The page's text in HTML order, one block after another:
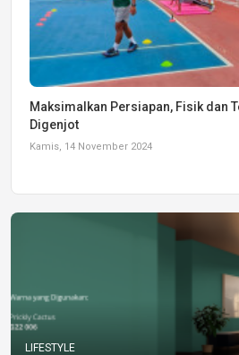
Maksimalkan Persiapan, Fisik dan
Digenjot
Kamis, 14 November 2024
LIFESTYLE